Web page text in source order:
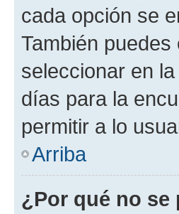
cada opción se
También
seleccionar en
días para la
permitir a lo
Arriba
¿Por qué no se